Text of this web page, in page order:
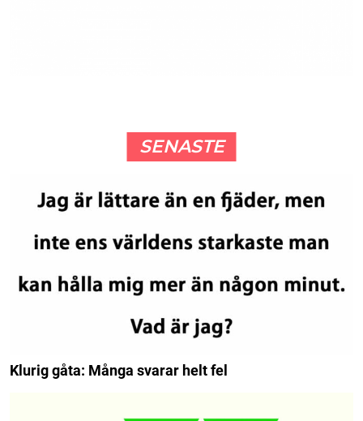
SENASTE
Klurig gåta: Många svarar helt fel